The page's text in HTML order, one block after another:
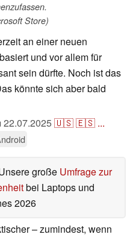
Store)
an einer neuen
und vor allem für
sein dürfte. Noch ist das
könnte sich aber bald
22.07.2025🇺🇸🇪🇸 ...
große Umfrage zur
bei Laptops und
2026
– zumindest, wenn